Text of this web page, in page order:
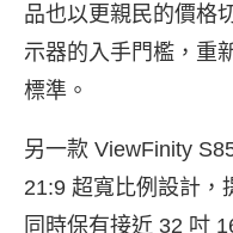
品也以更親民的價格
示器的入手門檻，重
標準。
另一款 ViewFinity
21:9 超寬比例設計，
同時保有接近 32 吋